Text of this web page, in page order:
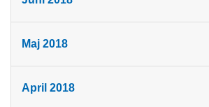
Maj 2018
April 2018